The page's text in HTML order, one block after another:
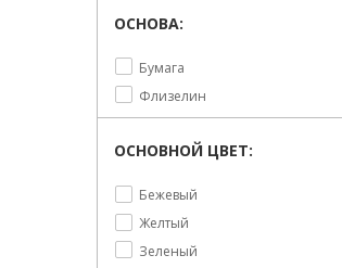
Architector
Artsimple
Aura
BN International
Bernardo Bartalucci
Caselio
Cristiana Masi
ОСНОВА:
Бумага
Флизелин
ОСНОВНОЙ ЦВЕТ:
Бежевый
Желтый
Зеленый